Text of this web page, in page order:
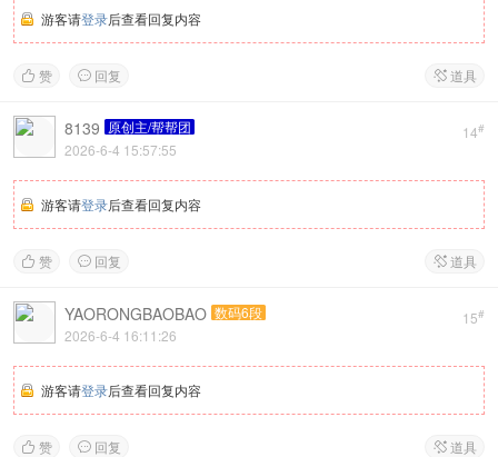
游客请登录后查看回复内容
 赞  回复  道具
14#
8139 原创主/帮帮团
2026-6-4 15:57:55
游客请登录后查看回复内容
 赞  回复  道具
15#
YAORONGBAOBAO 数码6段
2026-6-4 16:11:26
游客请登录后查看回复内容
 赞  回复  道具